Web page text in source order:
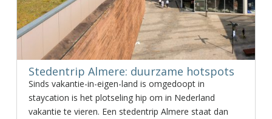
Stedentrip Almere: duurzame hotspots
Sinds vakantie-in-eigen-land is omgedoopt in
staycation is het plotseling hip om in Nederland
vakantie te vieren. Een stedentrip Almere staat dan